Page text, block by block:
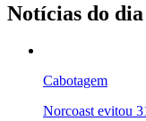
Notícias do dia
Cabotagem
Norcoast evitou